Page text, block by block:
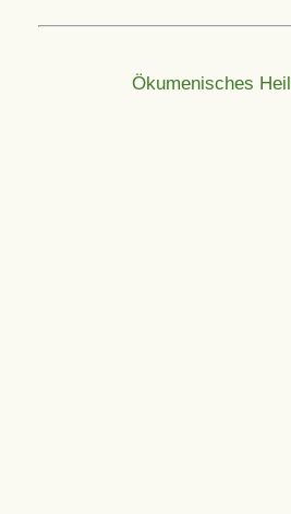
Ökumenisches